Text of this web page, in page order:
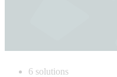
6 solutions